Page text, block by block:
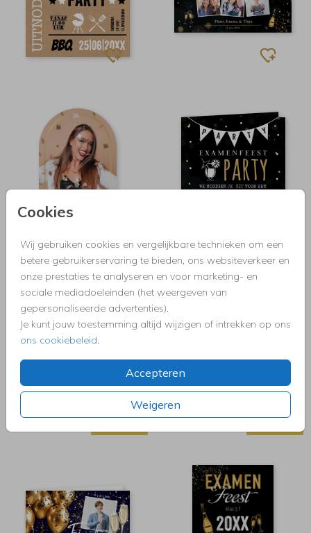
Cookies
Wij gebruiken cookies en vergelijkbare technieken om een
betere gebruikerservaring te bieden, ons websiteverkeer en
onze prestaties te analyseren en voor marketing- en
sociale mediadoeleinden (het weergeven van
gepersonaliseerde advertenties).
Je kunt jouw toestemming altijd wijzigen of intrekken op ons
ons cookiebeleid
Accepteren
Weigeren
ORIGINELE VORM